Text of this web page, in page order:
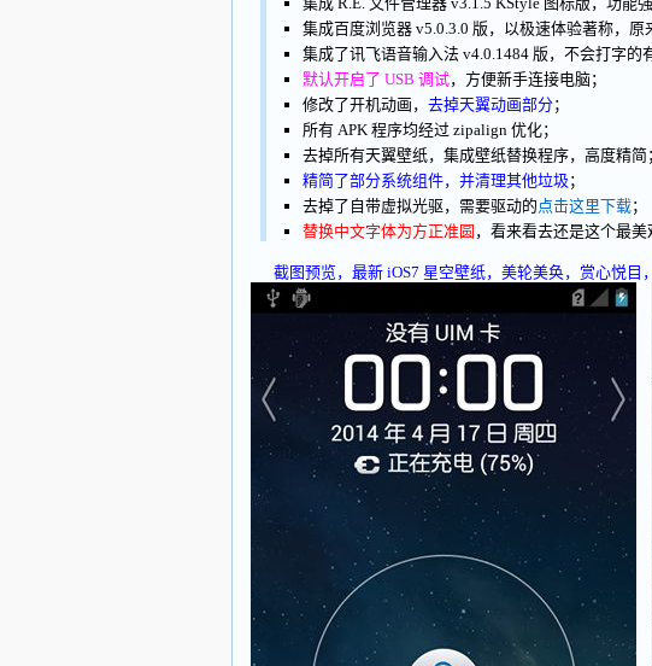
集成百度浏览器 v5.0.3.0 版，以极速体验著称，原
集成了讯飞语音输入法 v4.0.1484 版，不会打字的
默认开启了 USB 调试，方便新手连接电脑；
修改了开机动画， 去掉天翼动画部分；
所有 APK 程序均经过 zipalign 优化；
去掉所有天翼壁纸，集成壁纸替换程序，高度精简
精简了部分系统组件，并清理其他垃圾 ；
去掉了自带虚拟光驱，需要驱动的 点击这里下载；
替换中文字体为方正准圆 ，看来看去还是这个最美
截图预览，最新 iOS7 星空壁纸，美轮美奂，赏心悦目